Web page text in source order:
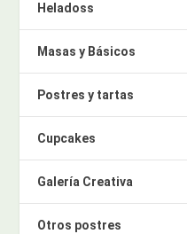
Heladoss
Masas y Básicos
Postres y tartas
Cupcakes
Galería Creativa
Otros postres